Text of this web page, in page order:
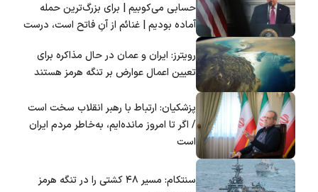
حسابی می‌کوبیم | برای بزرگ‌ترین حمله
آماده بودیم | غنائم از آنِ فاتح است، درست
رویترز: ایران و عمان در حال مذاکره برای
تعیین اعمال عوارض بر تنگه هرمز هستند
پزشکیان: ارتباط با رهبر انقلاب سخت است
/ اگر تا امروز مانده‌ایم، به‌خاطر مردم ایران
است
سنتکام: مسیر ۴۸ کشتی را در تنگه هرمز